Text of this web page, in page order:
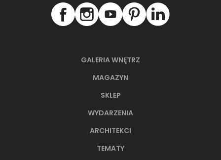
GALERIA WNĘTRZ
MAGAZYN
SKLEP
WYDARZENIA
ARCHITEKCI
TEMATY